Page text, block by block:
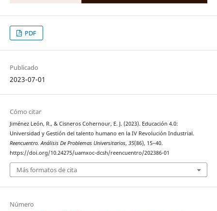
PDF
Publicado
2023-07-01
Cómo citar
Jiménez León, R., & Cisneros Cohernour, E. J. (2023). Educación 4.0:
Universidad y Gestión del talento humano en la IV Revolución Industrial.
Reencuentro. Análisis De Problemas Universitarios, 35(86), 15–40.
https://doi.org/10.24275/uamxoc-dcsh/reencuentro/202386-01
Más formatos de cita
Número